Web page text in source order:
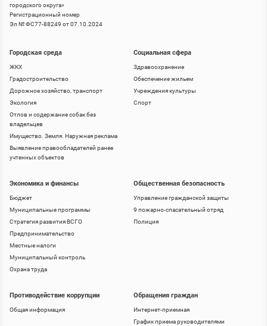
городского округа»
Регистрационный номер
Эл № ФС77-88249 от 07.10.2024
Городская среда
ЖКХ
Градостроительство
Дорожное хозяйство, транспорт
Экология
Отлов и содержание собак без
владельцев
Имущество. Земля. Наружная реклама
Выявление правообладателей ранее
учтенных объектов
Социальная сфера
Здравоохранение
Обеспечение жильем
Учреждения культуры
Спорт
Экономика и финансы
Бюджет
Муниципальные программы
Стратегия развития ВСГО
Предпринимательство
Местные налоги
Муниципальный контроль
Охрана труда
Общественная безопасность
Управление гражданской защиты
9 пожарно-спасательный отряд
Полиция
Противодействие коррупции
Общая информация
Обращения граждан
Интернет-приемная
График приема руководителями